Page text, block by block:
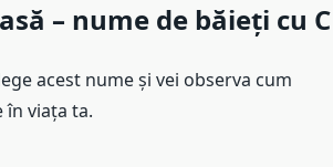
– nume de băieți cu C
acest nume și vei observa cum
în viața ta.